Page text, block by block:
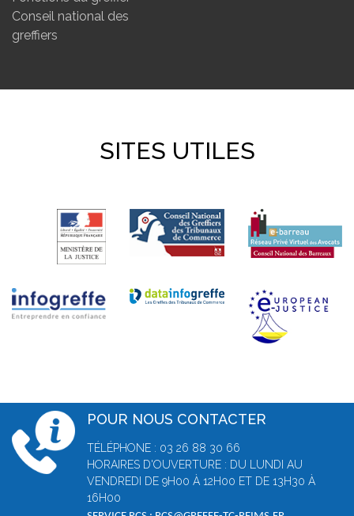
Conseil national des
greffiers
SITES UTILES
POUR NOUS CONTACTER
TÉLÉPHONE : 03 26 88 30 66
HORAIRES D'OUVERTURE : DU LUNDI AU
VENDREDI DE 9H00 À 12H00 ET DE 13H30 À
16H00